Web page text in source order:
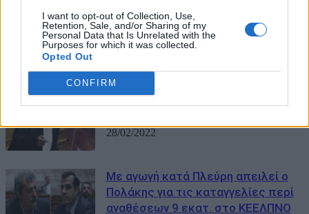
I want to opt-out of Collection, Use,
Retention, Sale, and/or Sharing of my
Personal Data that Is Unrelated with the
Purposes for which it was collected.
Opted Out
CONFIRM
Λαζόπουλος κατά Τσίπρα για
Πολάκη
Πολάκης για Ουκρανία: «Μητσοτάκη
28/02/2022
Με αγωγή κατά Πλεύρη απειλεί ο
Πολάκης για τις καταγγελίες περί
αναθέσεων 9 εκατ. στο ΚΕΕΛΠΝΟ